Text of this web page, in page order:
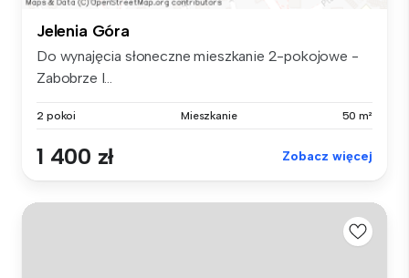
Jelenia Góra
Do wynajęcia słoneczne mieszkanie 2-pokojowe -
Zabobrze I...
2 pokoi Mieszkanie 50 m²
1 400 zł Zobacz więcej